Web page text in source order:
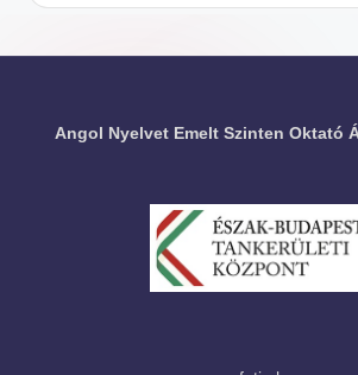
Angol Nyelvet Emelt Szinten Oktató